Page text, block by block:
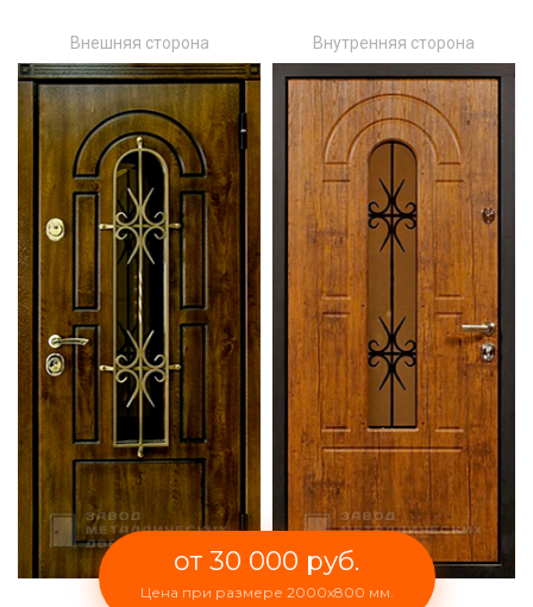
Внешняя сторона Внутренняя сторона
от 30 000 руб.
Цена при размере 2000x800 мм.